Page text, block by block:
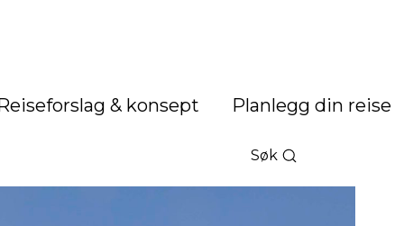
& konsept Planlegg din reise
Søk